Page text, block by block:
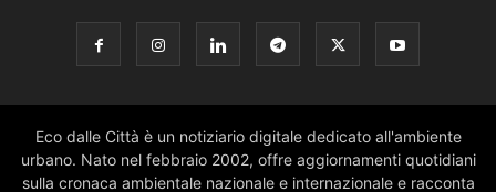
Eco dalle Città è un notiziario digitale dedicato all'ambiente
urbano. Nato nel febbraio 2002, offre aggiornamenti quotidiani
sulla cronaca ambientale nazionale e internazionale e racconta